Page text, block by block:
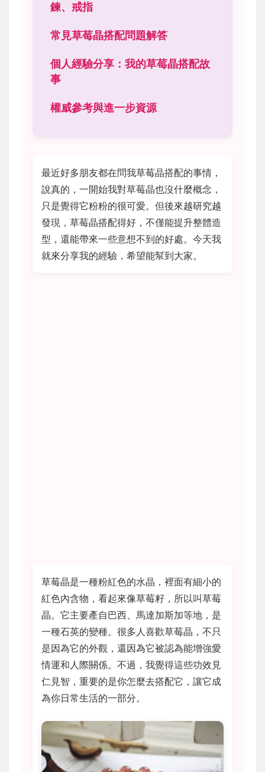
鍊、戒指
常見草莓晶搭配問題解答
個人經驗分享：我的草莓晶搭配故
事
權威參考與進一步資源
最近好多朋友都在問我草莓晶搭配的事情，
說真的，一開始我對草莓晶也沒什麼概念，
只是覺得它粉粉的很可愛。但後來越研究越
發現，草莓晶搭配得好，不僅能提升整體造
型，還能帶來一些意想不到的好處。今天我
就來分享我的經驗，希望能幫到大家。
草莓晶是一種粉紅色的水晶，裡面有細小的
紅色內含物，看起來像草莓籽，所以叫草莓
晶。它主要產自巴西、馬達加斯加等地，是
一種石英的變種。很多人喜歡草莓晶，不只
是因為它的外觀，還因為它被認為能增強愛
情運和人際關係。不過，我覺得這些功效見
仁見智，重要的是你怎麼去搭配它，讓它成
為你日常生活的一部分。